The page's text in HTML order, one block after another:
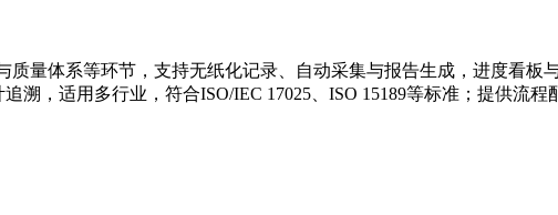
量体系等环节，支持无纸化记录、自动采集与报告生成，进度看板
溯，适用多行业，符合ISO/IEC 17025、ISO 15189等标准；提供流